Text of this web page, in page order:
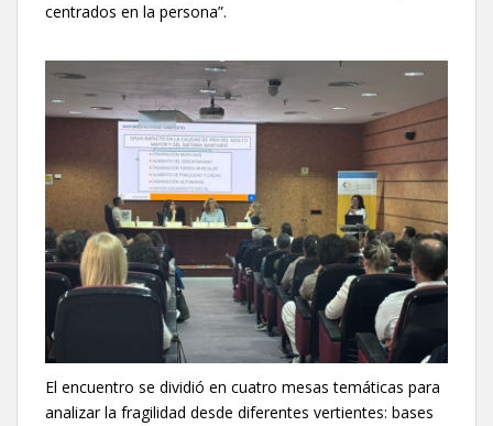
centrados en la persona”.
El encuentro se dividió en cuatro mesas temáticas para
analizar la fragilidad desde diferentes vertientes: bases